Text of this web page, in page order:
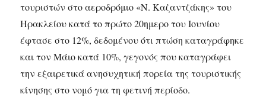
τουριστών στο αεροδρόμιο «Ν. Καζαντζάκης» του
Ηρακλείου κατά το πρώτο 20ημερο του Ιουνίου
έφτασε στο 12%, δεδομένου ότι πτώση καταγράφηκε
και τον Μάιο κατά 10%, γεγονός που καταγράφει
την εξαιρετικά ανησυχητική πορεία της τουριστικής
κίνησης στο νομό για τη φετινή περίοδο.